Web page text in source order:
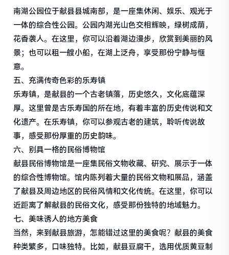
南湖公园位于献县县城南部，是一座集休闲、娱乐、观光于
一体的综合性公园。公园内湖光山色交相辉映，绿树成荫，
花香袭人。在这里，你可以沿着湖边漫步，欣赏到美丽的风
景；也可以租一艘小船，在湖上泛舟，享受那份宁静与惬
意。
五、充满传奇色彩的乐寿镇
乐寿镇，是献县的一个古老镇落，历史悠久，文化底蕴深
厚。这里曾是古乐寿国的所在地，有着丰富的历史传说和文
化遗产。在乐寿镇，你可以参观古老的建筑，聆听传说故
事，感受那份厚重的历史韵味。
六、别具一格的民俗博物馆
献县民俗博物馆是一座集民俗文物收藏、研究、展示于一体
的综合性博物馆。馆内陈列着大量的民俗文物和展品，涵盖
了献县及周边地区的民俗风情和文化传统。在这里，你可以
近距离了解献县的民俗文化，感受那份独特的地域魅力。
七、美味诱人的地方美食
当然，来到献县旅游，怎能错过这里的美食呢？献县的美食
种类繁多，口味独特。比如，献县豆腐干，选用优质黄豆制